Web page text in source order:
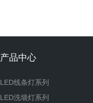
产品中心
LED线条灯系列
LED洗墙灯系列